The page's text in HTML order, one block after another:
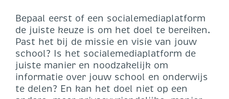
Bepaal eerst of een socialemediaplatform
de juiste keuze is om het doel te bereiken.
Past het bij de missie en visie van jouw
school? Is het socialemediaplatform de
juiste manier en noodzakelijk om
informatie over jouw school en onderwijs
te delen? En kan het doel niet op een